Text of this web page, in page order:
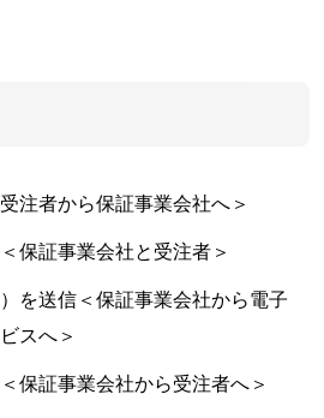
注者から保証事業会社へ＞
保証事業会社と受注者＞
を送信＜保証事業会社から電子
スへ＞
保証事業会社から受注者へ＞